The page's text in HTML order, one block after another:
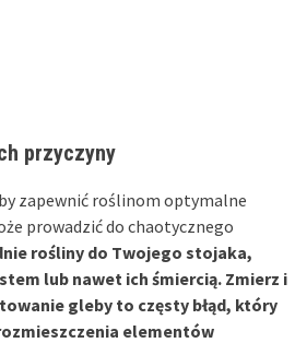
przyczyny
zapewnić roślinom optymalne
prowadzić do chaotycznego
rośliny do Twojego stojaka,
lub nawet ich śmiercią. Zmierz i
gleby to częsty błąd, który
elementów